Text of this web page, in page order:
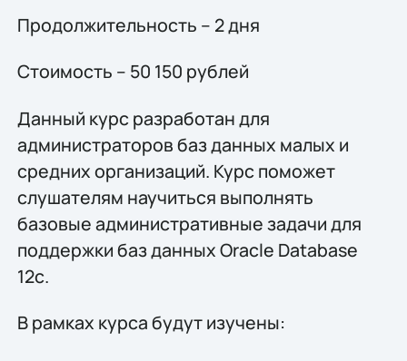
Продолжительность – 2 дня
Стоимость – 50 150 рублей
Данный курс разработан для
администраторов баз данных малых и
средних организаций. Курс поможет
слушателям научиться выполнять
базовые административные задачи для
поддержки баз данных Oracle Database
12c.
В рамках курса будут изучены: